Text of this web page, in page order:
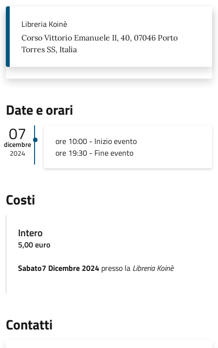
Libreria Koinè
Corso Vittorio Emanuele II, 40, 07046 Porto
Torres SS, Italia
Date e orari
07
dicembre
2024
ore 10:00 - Inizio evento
ore 19:30 - Fine evento
Costi
Intero
5,00 euro
Sabato7 Dicembre 2024 presso la Libreria Koinè
Contatti